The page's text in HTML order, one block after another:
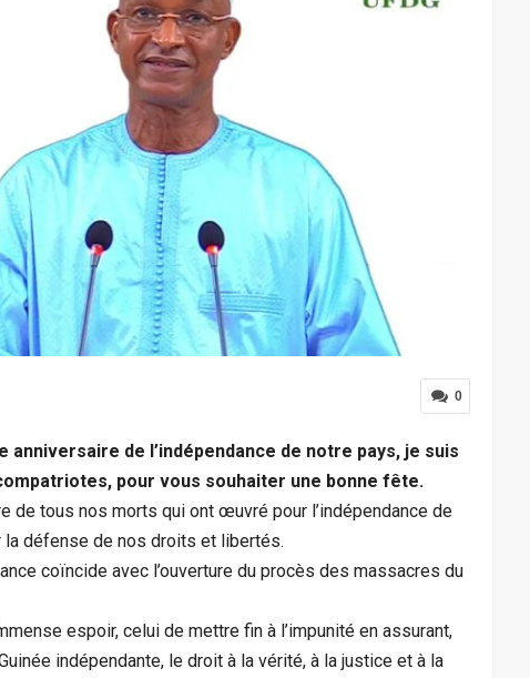
0
anniversaire de l’indépendance de notre pays, je suis
pour vous souhaiter une bonne fête.
de tous nos morts qui ont œuvré pour l’indépendance de
la défense de nos droits et libertés.
coïncide avec l’ouverture du procès des massacres du
espoir, celui de mettre fin à l’impunité en assurant,
indépendante, le droit à la vérité, à la justice et à la